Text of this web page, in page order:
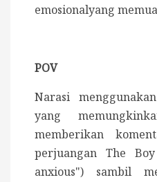
emosionalyang
POV
Narasi
yang
memberikan
perjuangan The
anxious") sambil